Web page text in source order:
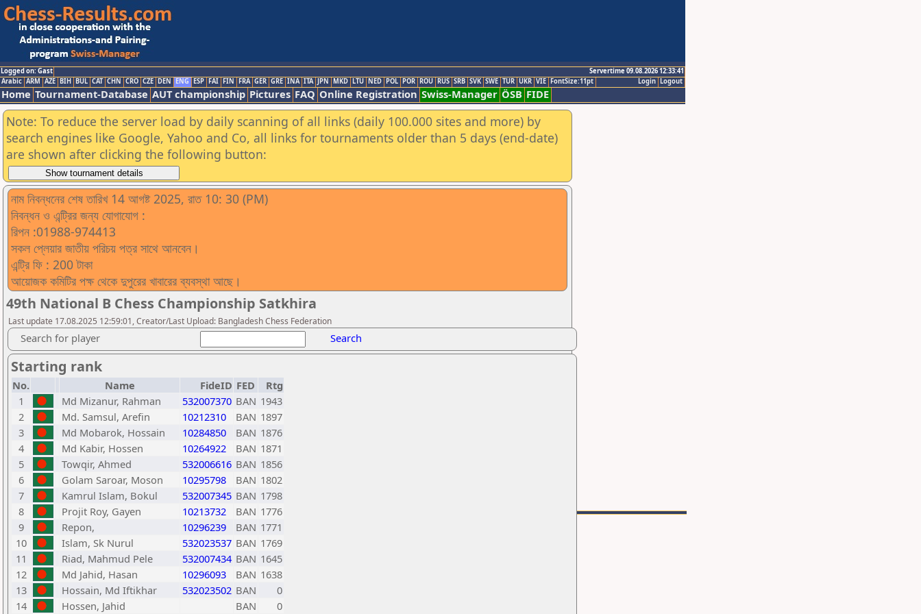
Logged on: Gast
Servertime 09.08.2026 12:33:41
Logout
Login
Arabic ARM AZE BIH BUL CAT CHN CRO CZE DEN ENG ESP FAI FIN FRA GER GRE INA ITA JPN MKD LTU NED POL POR ROU RUS SRB SVK SWE TUR UKR VIE FontSize:11pt
Home Tournament-Database AUT championship Pictures FAQ Online Registration Swiss-Manager ÖSB FIDE
Note: To reduce the server load by daily scanning of all links (daily 100.000 sites and more) by
search engines like Google, Yahoo and Co, all links for tournaments older than 5 days (end-date)
are shown after clicking the following button:
নাম নিবন্ধনের শেষ তারিখ 14 আগষ্ট 2025, রাত 10: 30 (PM)
নিবন্ধন ও এন্ট্রির জন্য যোগাযোগ :
রিপন :01988-974413
সকল প্লেয়ার জাতীয় পরিচয় পত্র সাথে আনবেন।
এন্ট্রি ফি : 200 টাকা
আয়োজক কমিটির পক্ষ থেকে দুপুরের খাবারের ব্যবস্থা আছে।
49th National B Chess Championship Satkhira
Last update 17.08.2025 12:59:01, Creator/Last Upload: Bangladesh Chess Federation
Search for player Search
Starting rank
No. Name FideID FED
Rtg
1
Md Mizanur, Rahman 532007370 BAN 1943
2
Md. Samsul, Arefin 10212310 BAN 1897
3
Md Mobarok, Hossain 10284850 BAN 1876
4
Md Kabir, Hossen 10264922 BAN 1871
5
Towqir, Ahmed 532006616 BAN 1856
6
Golam Saroar, Moson 10295798 BAN 1802
7
Kamrul Islam, Bokul 532007345 BAN 1798
8
Projit Roy, Gayen 10213732 BAN 1776
9
Repon, 10296239 BAN 1771
10
Islam, Sk Nurul 532023537 BAN 1769
11
Riad, Mahmud Pele 532007434 BAN 1645
12
Md Jahid, Hasan 10296093 BAN 1638
13
Hossain, Md Iftikhar 532023502 BAN
0
14
Hossen, Jahid BAN 0